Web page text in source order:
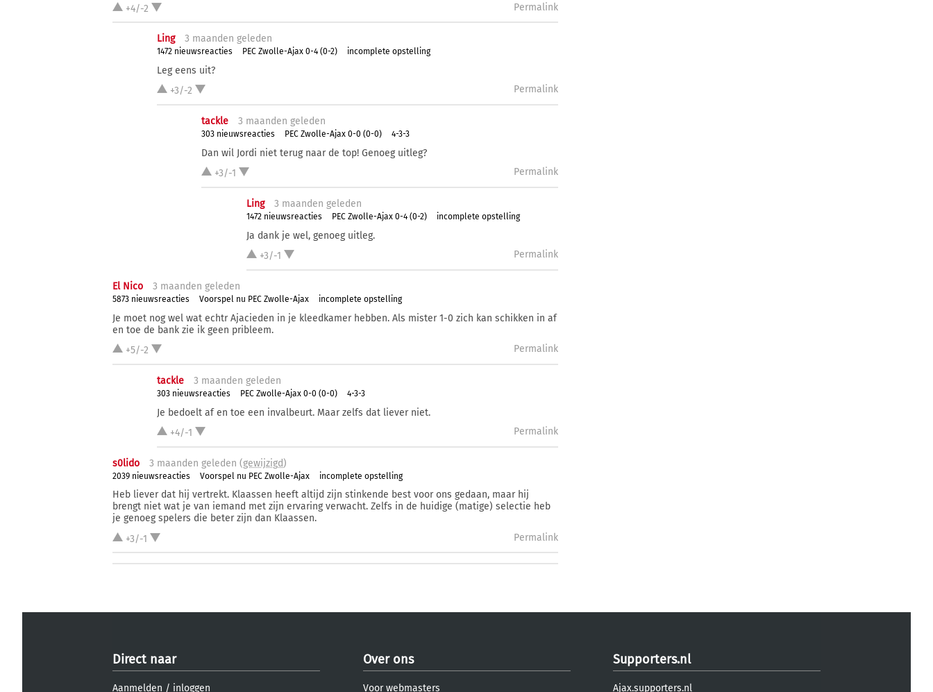
+4/-2
Permalink
Ling 3 maanden geleden
1472 nieuwsreacties PEC Zwolle-Ajax 0-4 (0-2) incomplete opstelling
Leg eens uit?
+3/-2
Permalink
tackle 3 maanden geleden
303 nieuwsreacties PEC Zwolle-Ajax 0-0 (0-0) 4-3-3
Dan wil Jordi niet terug naar de top! Genoeg uitleg?
+3/-1
Permalink
Ling 3 maanden geleden
1472 nieuwsreacties PEC Zwolle-Ajax 0-4 (0-2) incomplete opstelling
Ja dank je wel, genoeg uitleg.
+3/-1
Permalink
El Nico 3 maanden geleden
5873 nieuwsreacties Voorspel nu PEC Zwolle-Ajax incomplete opstelling
Je moet nog wel wat echtr Ajacieden in je kleedkamer hebben. Als mister 1-0 zich kan schikken in af
en toe de bank zie ik geen pribleem.
+5/-2
Permalink
tackle 3 maanden geleden
303 nieuwsreacties PEC Zwolle-Ajax 0-0 (0-0) 4-3-3
Je bedoelt af en toe een invalbeurt. Maar zelfs dat liever niet.
+4/-1
Permalink
s0lido 3 maanden geleden (gewijzigd)
2039 nieuwsreacties Voorspel nu PEC Zwolle-Ajax incomplete opstelling
Heb liever dat hij vertrekt. Klaassen heeft altijd zijn stinkende best voor ons gedaan, maar hij
brengt niet wat je van iemand met zijn ervaring verwacht. Zelfs in de huidige (matige) selectie heb
je genoeg spelers die beter zijn dan Klaassen.
+3/-1
Permalink
Direct naar
Aanmelden / inloggen
Over ons
Voor webmasters
Supporters.nl
Ajax.supporters.nl